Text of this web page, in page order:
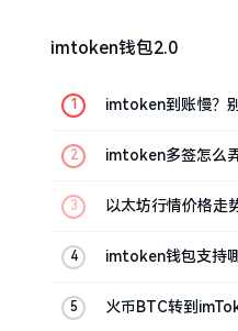
imtoken钱包2.0
imtoken到账慢？
imtoken多签怎么
以太坊行情价格走
imtoken钱包支持
火币BTC转到